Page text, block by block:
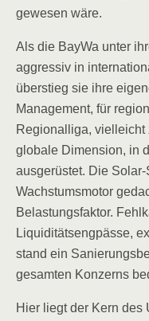
gewesen wäre.
Als die BayWa unter
aggressiv in
überstieg sie ihre
Management, für
Regionalliga,
globale Dimension, in
ausgerüstet. Die
Wachstumsmotor
Belastungsfaktor.
Liquiditätsengpässe,
stand ein
gesamten Konzerns
Hier liegt der Kern des